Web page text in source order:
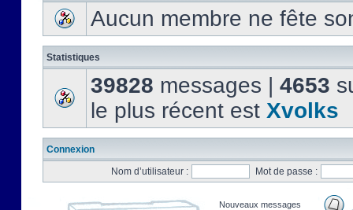
Aucun membre ne fête
Statistiques
39828 messages | 4653
le plus récent est Xvolks
Connexion
Nom d’utilisateur :
Mot de passe :
Nouveaux messages